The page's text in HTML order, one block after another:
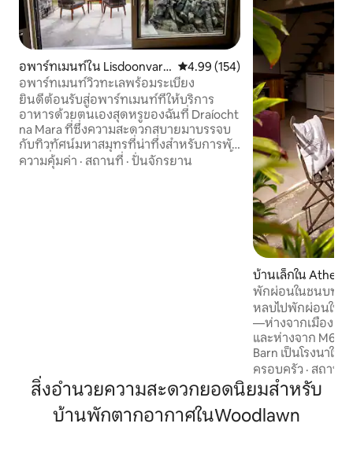
อพาร์ทเมนท์ใน Lisdoonvarn
a
คะแนนเฉลี่ย 4.99 จาก 5, 154 รีวิว
4.99 (154)
อพาร์ทเมนท์วิวทะเลพร้อมระเบียง
ยินดีต้อนรับสู่อพาร์ทเมนท์ที่ให้บริการ
อาหารด้วยตนเองสุดหรูของฉันที่ Draíocht
na Mara ที่ซึ่งความสะดวกสบายมาบรรจบ
กับทิวทัศน์มหาสมุทรที่น่าทึ่งสำหรับการพัก
ผ่อนที่น่าประทับใจ ฉันเรียกอพาร์ทเมนท์นี้
ความคุ้มค่า · สถานที่ · ปั่นจักรยาน
บ้านเล็กใน
พักผ่อนในชนบทกัล
หลบไปพักผ่อนในส
—ห่างจากเมืองกัล
และห่างจาก M6 เพียงไม่
Barn เป็นโรงนาใ
ได้รับการบูรณะอย่
ที่สุดของทั้งสองโล
ชีวาได้อย่างรวดเร็
สถานที่พักผ่อนอัน
เวลากลางคืน กล่องอาหารเช้าส่งถึงหน้า
ครอบครัว · สถานที่
สิ่งอำนวยความสะดวกยอดนิยมสำหรับ
บ้านพักตากอากาศในWoodlawn